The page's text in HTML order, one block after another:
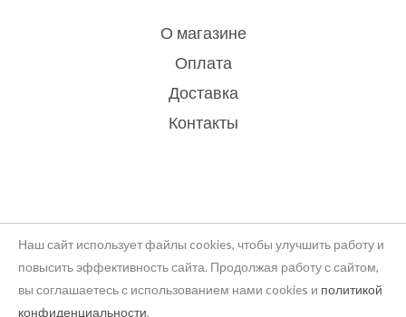
О магазине
Оплата
Доставка
Контакты
Наш сайт использует файлы cookies, чтобы улучшить работу и
повысить эффективность сайта. Продолжая работу с сайтом,
вы соглашаетесь с использованием нами cookies и политикой
конфиденциальности.